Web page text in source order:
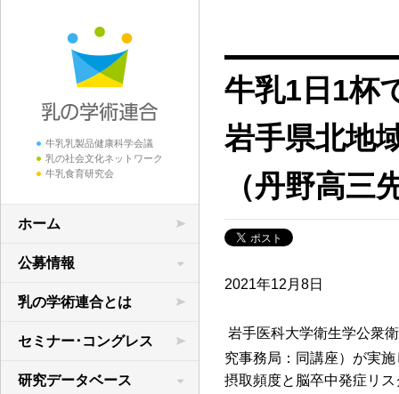
牛乳乳製品健康科学会議
乳の社会文化ネットワーク
牛乳食育研究会
ホーム
公募情報
学術研究の公募
領域横断共同研究
乳の学術連合とは
セミナー･コングレス
研究データベース
牛乳1日1杯
岩手県北地
（丹野高三
2021年12月8日
岩手医科大学衛生学公衆
究事務局：同講座）が実
摂取頻度と脳卒中発症リ